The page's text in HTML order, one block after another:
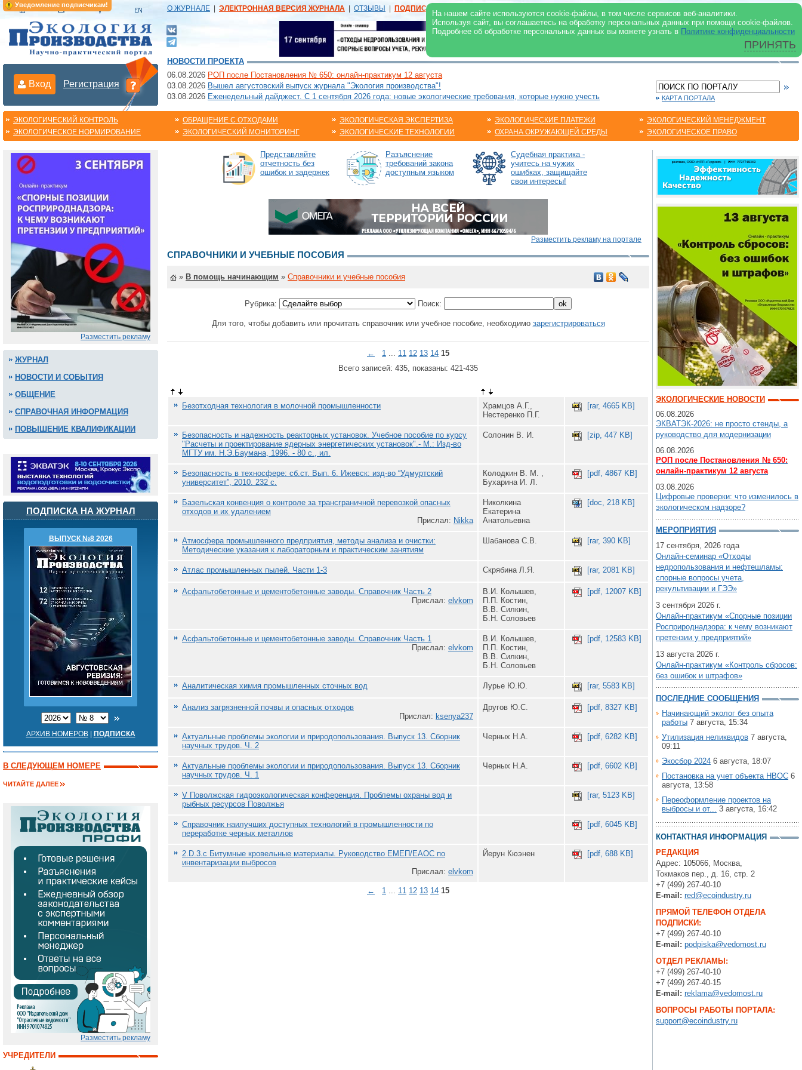
Уведомление подписчикам!
На нашем сайте используются cookie-файлы, в том числе сервисов веб-аналитики.
Используя сайт, вы соглашаетесь на обработку персональных данных при помощи cookie-файлов.
Подробнее об обработке персональных данных вы можете узнать в Политике конфиденциальности
ПРИНЯТЬ
О ЖУРНАЛЕ ЭЛЕКТРОННАЯ ВЕРСИЯ ЖУРНАЛА ОТЗЫВЫ ПОДПИСКА | В ЖУРНАЛЕ В ИНТЕРНЕТ
Вход Регистрация
НОВОСТИ ПРОЕКТА
06.08.2026 РОП после Постановления № 650: онлайн-практикум 12 августа
03.08.2026 Вышел августовский выпуск журнала "Экология производства"!
03.08.2026 Еженедельный дайджест. С 1 сентября 2026 года: новые экологические требования, которые нужно учесть КАРТА ПОРТАЛА
ЭКОЛОГИЧЕСКИЙ КОНТРОЛЬ
ЭКОЛОГИЧЕСКОЕ НОРМИРОВАНИЕ
ОБРАЩЕНИЕ С ОТХОДАМИ
ЭКОЛОГИЧЕСКИЙ МОНИТОРИНГ
ЭКОЛОГИЧЕСКАЯ ЭКСПЕРТИЗА
ЭКОЛОГИЧЕСКИЕ ТЕХНОЛОГИИ
ЭКОЛОГИЧЕСКИЕ ПЛАТЕЖИ
ОХРАНА ОКРУЖАЮЩЕЙ СРЕДЫ
ЭКОЛОГИЧЕСКИЙ МЕНЕДЖМЕНТ
ЭКОЛОГИЧЕСКОЕ ПРАВО
Разместить рекламу
ЖУРНАЛ
НОВОСТИ И СОБЫТИЯ
ОБЩЕНИЕ
СПРАВОЧНАЯ ИНФОРМАЦИЯ
ПОВЫШЕНИЕ КВАЛИФИКАЦИИ
ПОДПИСКА НА ЖУРНАЛ
ВЫПУСК №8 2026
АРХИВ НОМЕРОВ| ПОДПИСКА
В СЛЕДУЮЩЕМ НОМЕРЕ
ЧИТАЙТЕ ДАЛЕЕ
Разместить рекламу
УЧРЕДИТЕЛИ
Представляйте
отчетность без
ошибок и задержек
Разъяснение
требований закона
доступным языком
Судебная практика -
учитесь на чужих
ошибках, защищайте
свои интересы!
Разместить рекламу на портале
СПРАВОЧНИКИ И УЧЕБНЫЕ ПОСОБИЯ
» В помощь начинающим » Справочники и учебные пособия
Рубрика: Поиск:
Для того, чтобы добавить или прочитать справочник или учебное пособие, необходимо зарегистрироваться
← 1 ... 11 12 13 14 15
Всего записей: 435, показаны: 421-435
Безотходная технология в молочной промышленности
Храмцов А.Г.,
Нестеренко П.Г.
[rar, 4665 KB]
Безопасность и надежность реакторных установок. Учебное пособие по курсу
"Расчеты и проектирование ядерных энергетических установок".- М.: Изд-во
МГТУ им. Н.Э.Баумана, 1996. - 80 с., ил.
Солонин В. И. [zip, 447 KB]
Безопасность в техносфере: сб.ст. Вып. 6. Ижевск: изд-во “Удмуртский
университет”, 2010. 232 с.
Колодкин В. М. ,
Бухарина И. Л.
[pdf, 4867 KB]
Базельская конвенция о контроле за трансграничной перевозкой опасных
отходов и их удалением
Прислал: Nikka
Николкина
Екатерина
Анатольевна
[doc, 218 KB]
Атмосфера промышленного предприятия, методы анализа и очистки:
Методические указания к лабораторным и практическим занятиям
Шабанова С.В. [rar, 390 KB]
Атлас промышленных пылей. Части 1-3 Скрябина Л.Я. [rar, 2081 KB]
Асфальтобетонные и цементобетонные заводы. Справочник Часть 2
Прислал: elvkom
В.И. Колышев,
П.П. Костин,
В.В. Силкин,
Б.Н. Соловьев
[pdf, 12007 KB]
Асфальтобетонные и цементобетонные заводы. Справочник Часть 1
Прислал: elvkom
В.И. Колышев,
П.П. Костин,
В.В. Силкин,
Б.Н. Соловьев
[pdf, 12583 KB]
Аналитическая химия промышленных сточных вод Лурье Ю.Ю. [rar, 5583 KB]
Анализ загрязненной почвы и опасных отходов
Прислал: ksenya237
Другов Ю.С. [pdf, 8327 KB]
Актуальные проблемы экологии и природопользования. Выпуск 13. Сборник
научных трудов. Ч. 2
Черных Н.А. [pdf, 6282 KB]
Актуальные проблемы экологии и природопользования. Выпуск 13. Сборник
научных трудов. Ч. 1
Черных Н.А. [pdf, 6602 KB]
V Поволжская гидроэкологическая конференция. Проблемы охраны вод и
рыбных ресурсов Поволжья
[rar, 5123 KB]
Cправочник наилучших доступных технологий в промышленности по
переработке черных металлов
[pdf, 6045 KB]
2.D.3.c Битумные кровельные материалы. Руководство ЕМЕП/ЕАОС по
инвентаризации выбросов
Прислал: elvkom
Йерун Кюэнен [pdf, 688 KB]
← 1 ... 11 12 13 14 15
ЭКОЛОГИЧЕСКИЕ НОВОСТИ
06.08.2026
ЭКВАТЭК-2026: не просто стенды, а
руководство для модернизации
06.08.2026
РОП после Постановления № 650:
онлайн-практикум 12 августа
03.08.2026
Цифровые проверки: что изменилось в
экологическом надзоре?
МЕРОПРИЯТИЯ
17 сентября, 2026 года
Онлайн-семинар «Отходы
недропользования и нефтешламы:
спорные вопросы учета,
рекультивации и ГЭЭ»
3 сентября 2026 г.
Онлайн-практикум «Спорные позиции
Росприроднадзора: к чему возникают
претензии у предприятий»
13 августа 2026 г.
Онлайн-практикум «Контроль сбросов:
без ошибок и штрафов»
ПОСЛЕДНИЕ СООБЩЕНИЯ
Начинающий эколог без опыта
работы 7 августа, 15:34
Утилизация неликвидов 7 августа,
09:11
Экосбор 2024 6 августа, 18:07
Постановка на учет объекта НВОС 6
августа, 13:58
Переоформление проектов на
выбросы и от... 3 августа, 16:42
КОНТАКТНАЯ ИНФОРМАЦИЯ
РЕДАКЦИЯ
Адрес: 105066, Москва,
Токмаков пер., д. 16, стр. 2
+7 (499) 267-40-10
E-mail: red@ecoindustry.ru
ПРЯМОЙ ТЕЛЕФОН ОТДЕЛА
ПОДПИСКИ:
+7 (499) 267-40-10
E-mail: podpiska@vedomost.ru
ОТДЕЛ РЕКЛАМЫ:
+7 (499) 267-40-10
+7 (499) 267-40-15
E-mail: reklama@vedomost.ru
ВОПРОСЫ РАБОТЫ ПОРТАЛА:
support@ecoindustry.ru